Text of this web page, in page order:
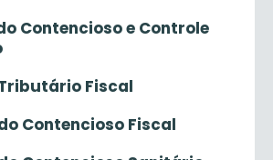
Contencioso e Controle
Fiscal
Contencioso Fiscal